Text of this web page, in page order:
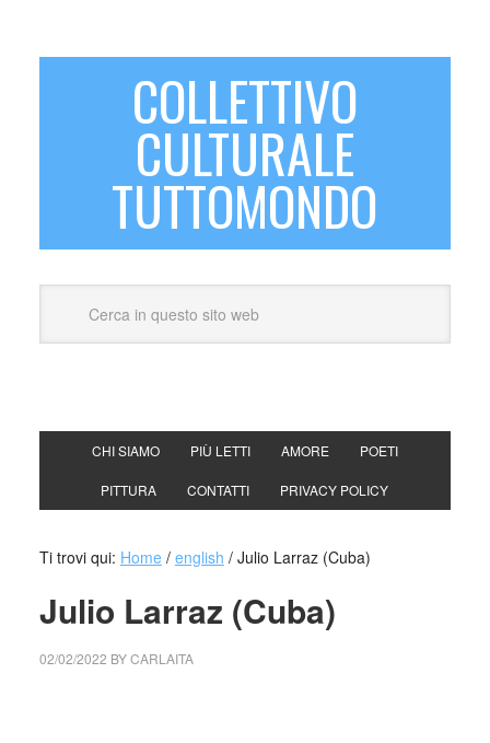
COLLETTIVO
CULTURALE
TUTTOMONDO
CHI SIAMO PIÙ LETTI AMORE POETI
PITTURA CONTATTI PRIVACY POLICY
Ti trovi qui: Home / english /Julio Larraz (Cuba)
Julio Larraz (Cuba)
02/02/2022 BYCARLAITA